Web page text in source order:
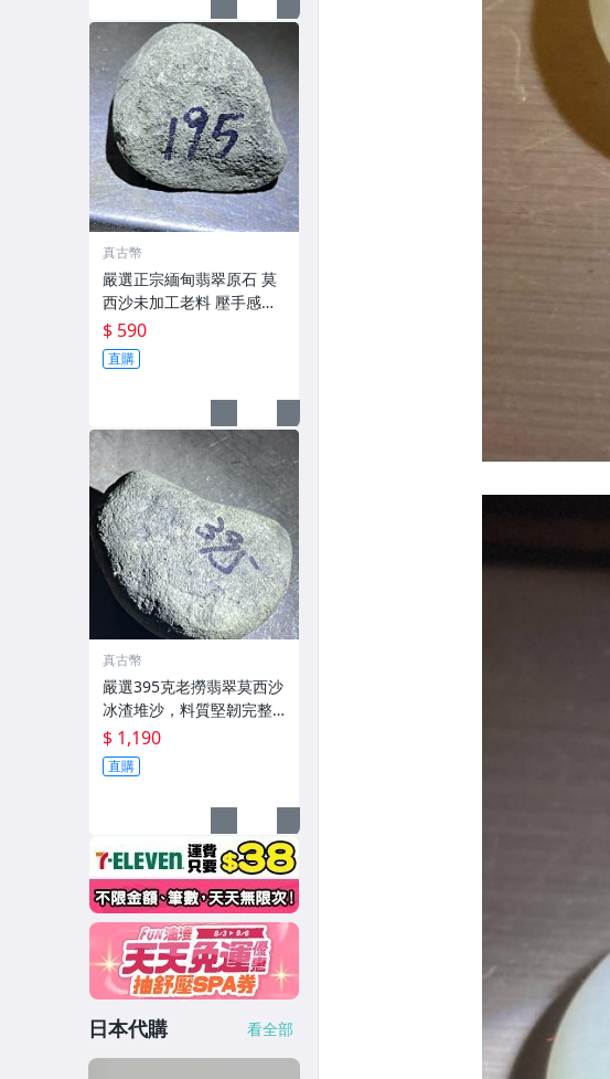
真古幣
嚴選正宗緬甸翡翠原石 莫
西沙未加工老料 壓手感強
型態完整 195克限量販售
不換不退 先到先得 緬甸翡
翠 綠色翡翠 大馬坎
$ 590
直購
真古幣
嚴選395克老撈翡翠莫西沙
冰渣堆沙，料質堅韌完整
棱角分明。適合收藏與把
玩。 緬甸翡翠莫西沙 翡翠
莫灣基
$ 1,190
直購
日本代購 看全部